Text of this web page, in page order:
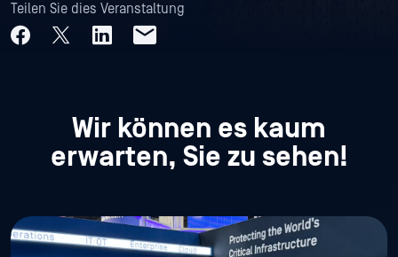
Teilen Sie dies Veranstaltung
Wir können es kaum
erwarten, Sie zu sehen!